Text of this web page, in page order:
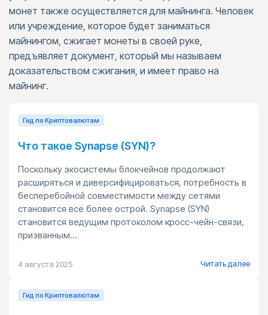
монет также осуществляется для майнинга. Человек
или учреждение, которое будет заниматься
майнингом, сжигает монеты в своей руке,
предъявляет документ, который мы называем
доказательством сжигания, и имеет право на
майнинг.
Гид по Криптовалютам
Что такое Synapse (SYN)?
Поскольку экосистемы блокчейнов продолжают
расширяться и диверсифицироваться, потребность в
бесперебойной совместимости между сетями
становится всё более острой. Synapse (SYN)
становится ведущим протоколом кросс-чейн-связи,
призванным...
4 августа 2025 Читать далее
Гид по Криптовалютам